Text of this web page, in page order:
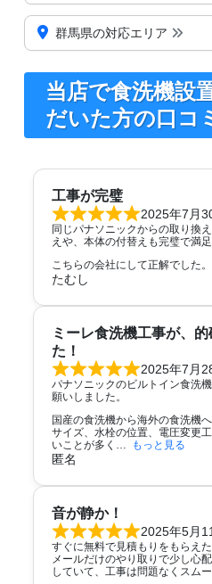
群馬県の対応エリア
当店で食洗機設
だいた方の口コ
工事が完璧
2025年7月
同じパナソニックからの取り換
えや、本体の付替えも完璧で満足
こちらの会社にして正解でした
たむし
ミーレ食洗機工事が、
た！
2025年7月
パナソニックのビルトイン食洗
願いしました。
国産の食洗機から海外の食洗機
サイズ、水栓の位置、電圧変更
いことが多く
もっと見る
匿名
音が静か！
2025年5月
すぐに無料で見積もりをもらえ
メールだけのやり取りで少し心
していて、工事は問題なくスムー